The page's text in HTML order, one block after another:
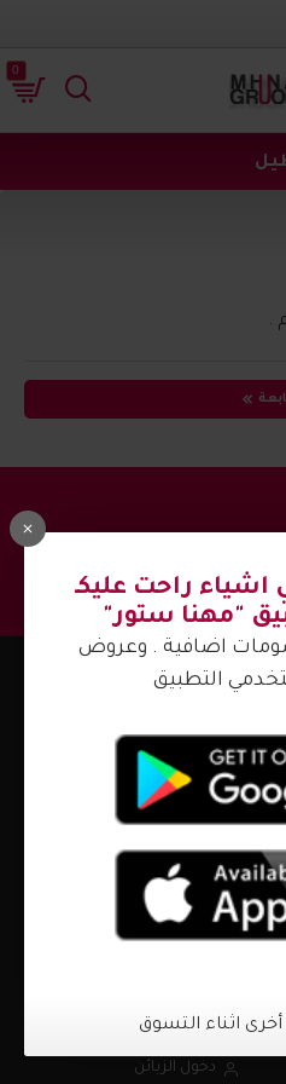
0
راحت عليكـ
"مهنا ستور"
اضافية . وعروض
التطبيق
اثناء التسوق
.
اشترك
حسابي
دخول الزبائن